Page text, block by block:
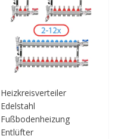
Heizkreisverteiler
Edelstahl
Fußbodenheizung
Entlüfter